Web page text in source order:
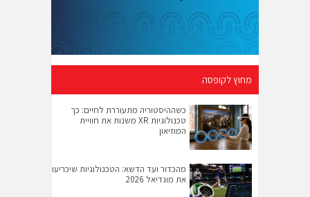
מחוץ לקופסה
כשההיסטוריה מתעוררת לחיים: כך
טכנולוגיות XR משנות את חוויית
המוזיאון
מהכדור ועד הדשא: הטכנולוגיות שיכריעו
את מונדיאל 2026